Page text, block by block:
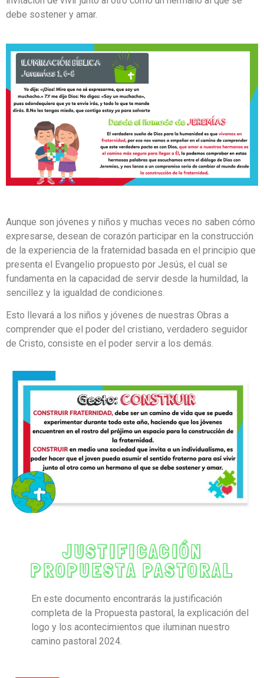
debe sostener y amar.
Aunque son jóvenes y niños y muchas veces no saben cómo
expresarse, desean de corazón participar en la construcción
de la experiencia de la fraternidad basada en el principio que
presenta el Evangelio propuesto por Jesús, el cual se
fundamenta en la capacidad de servir desde la humildad, la
sencillez y la igualdad de condiciones.
Esto llevará a los niños y jóvenes de nuestras Obras a
comprender que el poder del cristiano, verdadero seguidor
de Cristo, consiste en el poder servir a los demás.
JUSTIFICACIÓN
PROPUESTA PASTORAL
En este documento encontrarás la justificación
completa de la Propuesta pastoral, la explicación del
logo y los acontecimientos que iluminan nuestro
camino pastoral 2024.